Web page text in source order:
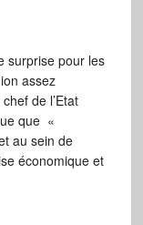
surprise pour les
assez
de l’Etat
que «
au sein de
économique et